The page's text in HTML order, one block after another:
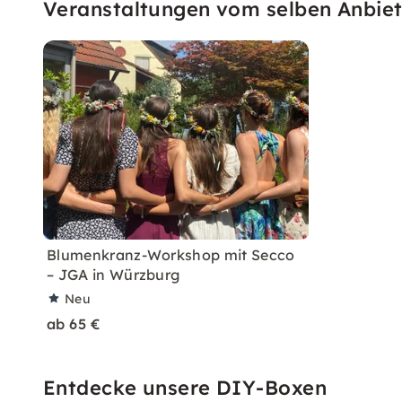
Veranstaltungen vom selben
Blumenkranz-Workshop mit Secco
– JGA in Würzburg
Neu
ab 65 €
Entdecke unsere DIY-Boxen